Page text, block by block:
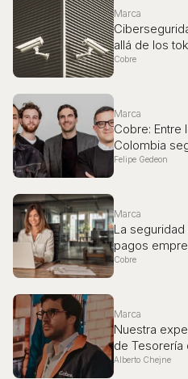
Marca
allá de los
Cobre
Marca
Cobre: Entre
Colombia
Felipe Gedeon
Marca
La
pagos
Cobre
Marca
Nuestra
de Tesorería
Alberto Chejne